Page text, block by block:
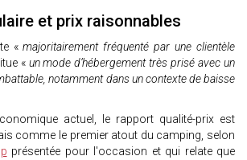
et prix raisonnables
«majoritairement fréquenté par une clientèle
« un mode d’hébergement très prisé avec un
notamment dans un contexte de baisse
actuel, le rapport qualité-prix est
comme le premier atout du camping, selon
présentée pour l'occasion et qui relate que